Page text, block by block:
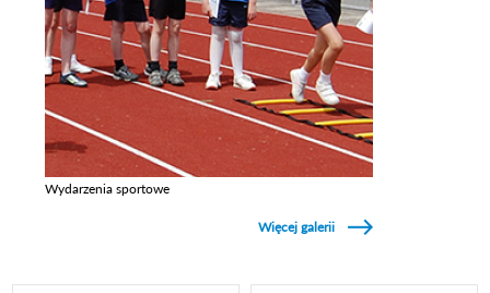
Wydarzenia sportowe
Więcej galerii